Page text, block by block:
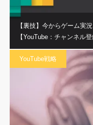
【裏技】今からゲーム実
【YouTube：チャンネル
YouTube戦略